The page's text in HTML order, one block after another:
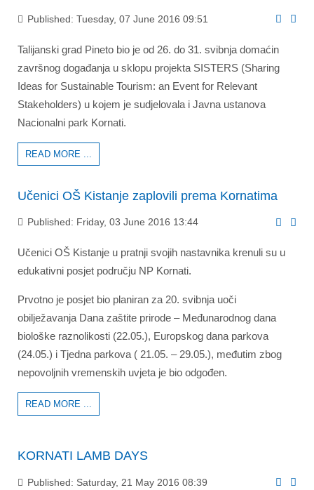
Published: Tuesday, 07 June 2016 09:51
Talijanski grad Pineto bio je od 26. do 31. svibnja domaćin
završnog događanja u sklopu projekta SISTERS (Sharing
Ideas for Sustainable Tourism: an Event for Relevant
Stakeholders) u kojem je sudjelovala i Javna ustanova
Nacionalni park Kornati.
READ MORE ...
Učenici OŠ Kistanje zaplovili prema Kornatima
Published: Friday, 03 June 2016 13:44
Učenici OŠ Kistanje u pratnji svojih nastavnika krenuli su u
edukativni posjet području NP Kornati.
Prvotno je posjet bio planiran za 20. svibnja uoči
obilježavanja Dana zaštite prirode – Međunarodnog dana
biološke raznolikosti (22.05.), Europskog dana parkova
(24.05.) i Tjedna parkova ( 21.05. – 29.05.), međutim zbog
nepovoljnih vremenskih uvjeta je bio odgođen.
READ MORE ...
KORNATI LAMB DAYS
Published: Saturday, 21 May 2016 08:39